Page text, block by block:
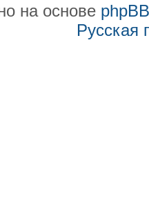
на основе phpBB
Русская